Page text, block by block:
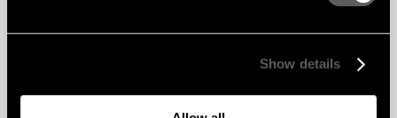
Show details